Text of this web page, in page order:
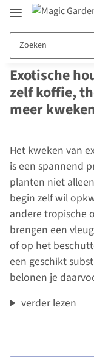
Exotische
zelf koffie,
meer
Het kweken van
is een spannend
planten niet
begin zelf wil
andere tropische
brengen een
of op het
een geschikt
belonen je
verder lezen